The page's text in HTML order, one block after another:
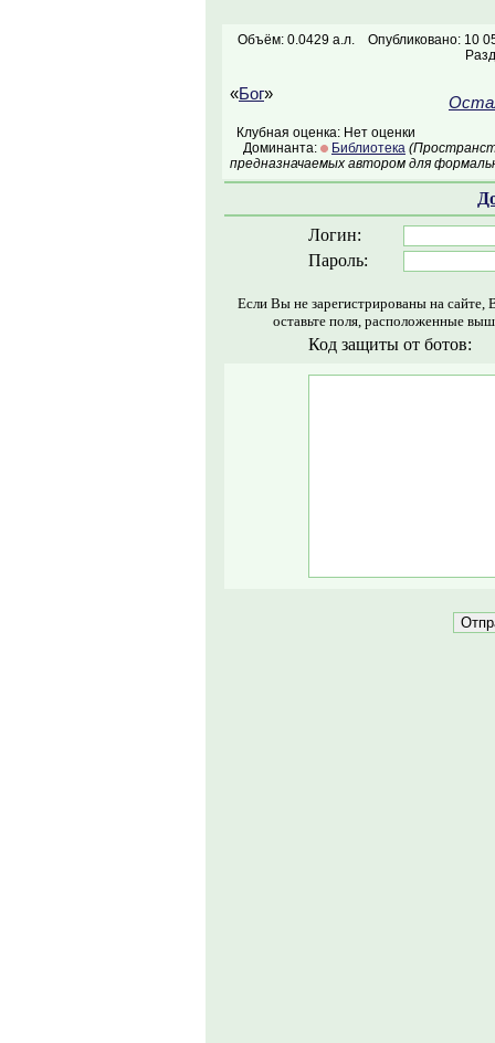
Объём: 0.0429 а.л.
Опубликовано: 10
«Бог»
Клубная оценка: Нет оценки
Доминанта:
Библиотека
предназначаемых автором для
Логин:
Пароль:
Если Вы не зарегистрированы на
оставьте поля, расположенные
Код защиты от ботов: